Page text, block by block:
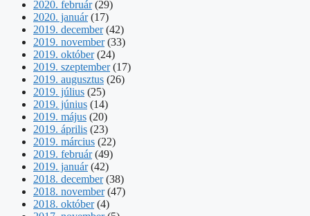
2020. február(29)
2020. január(17)
2019. december(42)
2019. november(33)
2019. október(24)
2019. szeptember(17)
2019. augusztus (26)
2019. július (25)
2019. június (14)
2019. május (20)
2019. április (23)
2019. március (22)
2019. február(49)
2019. január(42)
2018. december(38)
2018. november(47)
2018. október(4)